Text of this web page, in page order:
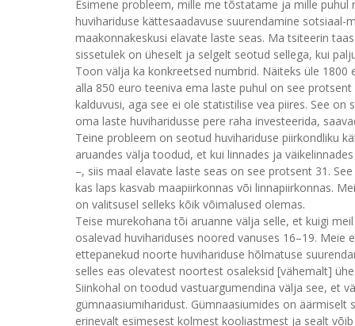
Esimene probleem, mille me tõstatame ja mille
huvihariduse kättesaadavuse suurendamine
maakonnakeskusi elavate laste seas. Ma tsiteerin
sissetulek on üheselt ja selgelt seotud sellega, kui
Toon välja ka konkreetsed numbrid. Näiteks üle
alla 850 euro teeniva ema laste puhul on see
kalduvusi, aga see ei ole statistilise vea piires. See
oma laste huviharidusse pere raha investeerida,
Teine probleem on seotud huvihariduse piirkondliku
aruandes välja toodud, et kui linnades ja
–, siis maal elavate laste seas on see protsent 31.
kas laps kasvab maapiirkonnas või linnapiirkonnas.
on valitsusel selleks kõik võimalused olemas.
Teise murekohana tõi aruanne välja selle, et kuigi
osalevad huvihariduses noored vanuses 16–19.
ettepanekud noorte huvihariduse hõlmatuse
selles eas olevatest noortest osaleksid [vähemalt]
Siinkohal on toodud vastuargumendina välja see, et
gümnaasiumiharidust. Gümnaasiumides on
erinevalt esimesest kolmest kooliastmest ja sealt